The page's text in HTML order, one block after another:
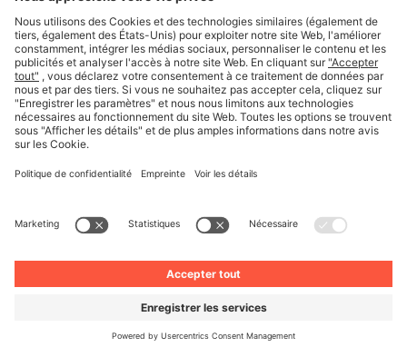
Mentions légales Politique de confidentialité
Français